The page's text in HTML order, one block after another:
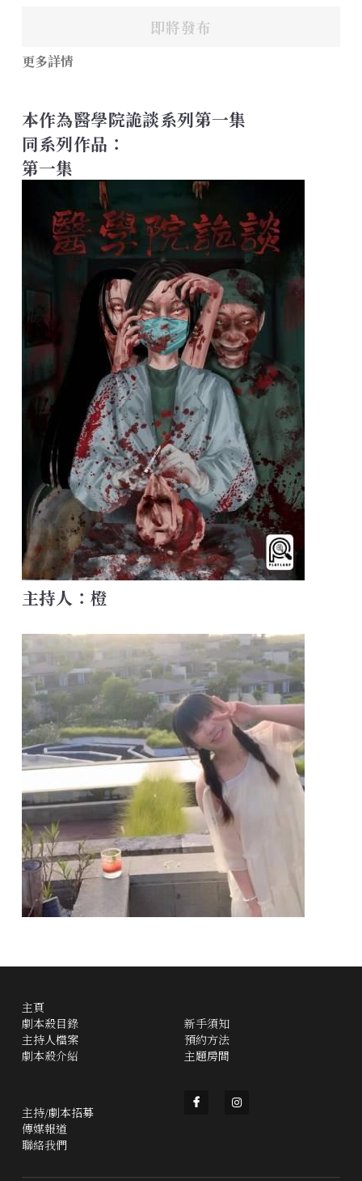
即將發布
更多詳情
本作為醫學院詭談系列第一集
同系列作品：
第一集
主持人：橙
主頁
劇本殺目錄
主持人檔案
劇本殺介紹
新手須知
預約方法
主題房間
主持/劇本招募
傳媒報道
聯絡我們